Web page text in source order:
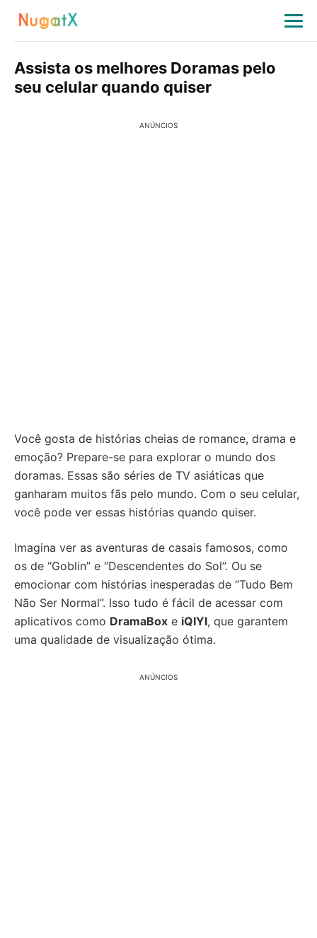
Assista os melhores Doramas pelo
seu celular quando quiser
ANÚNCIOS
Você gosta de histórias cheias de romance, drama e
emoção? Prepare-se para explorar o mundo dos
doramas. Essas são séries de TV asiáticas que
ganharam muitos fãs pelo mundo. Com o seu celular,
você pode ver essas histórias quando quiser.
Imagina ver as aventuras de casais famosos, como
os de “Goblin” e “Descendentes do Sol”. Ou se
emocionar com histórias inesperadas de “Tudo Bem
Não Ser Normal”. Isso tudo é fácil de acessar com
aplicativos como DramaBox e iQIYI, que garantem
uma qualidade de visualização ótima.
ANÚNCIOS